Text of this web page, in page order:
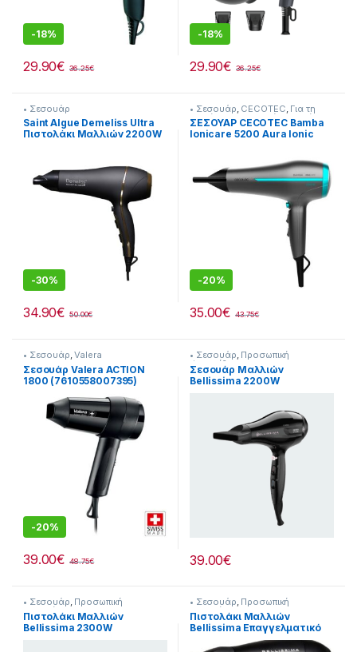
-18%
29.90€ 36.25€
-18%
29.90€ 36.25€
• Σεσουάρ
Saint Algue Demeliss Ultra
Πιστολάκι Μαλλιών 2200W
-30%
34.90€ 50.00€
• Σεσουάρ CECOTEC Για τη
Γυναίκα, Προσωπική Φροντίδα
ΣΕΣΟΥΑΡ CECOTEC Bamba
Ionicare 5200 Aura Ionic
-20%
35.00€ 43.75€
• Σεσουάρ,Valera
Σεσουάρ Valera ACTION
1800 (7610558007395)
-20%
39.00€ 48.75€
• Σεσουάρ, Προσωπική
Φροντίδα
Σεσουάρ Μαλλιών
Bellissima 2200W
39.00€
• Σεσουάρ, Προσωπική
Φροντίδα
Πιστολάκι Μαλλιών
Bellissima 2300W
• Σεσουάρ, Προσωπική
Φροντίδα
Πιστολάκι Μαλλιών
Bellissima Επαγγελματικό
2300W [218250018]